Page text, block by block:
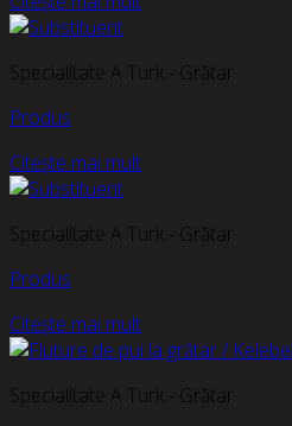
Specialitate A Turk - Grătar
Produs
Citește mai mult
Specialitate A Turk - Grătar
Produs
Citește mai mult
Specialitate A Turk - Grătar